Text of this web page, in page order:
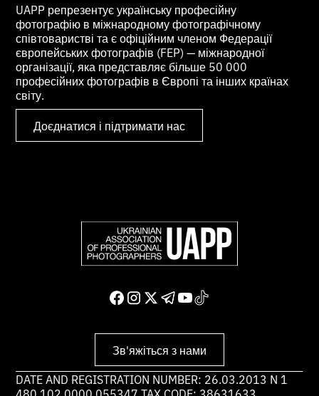
UAPP репрезентує українську професійну
фотографію в міжнародному фотографічному
співтоваристві та є офіційним членом Федерації
європейських фотографів (FEP) — міжнародної
організації, яка представляє більше 50 000
професійних фотографів в Європі та інших країнах
світу.
Доєднатися і підтримати нас
Зв'яжіться з нами
DATE AND REGISTRATION NUMBER: 26.03.2013 N 1